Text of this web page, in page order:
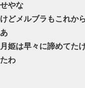
せやな
けどメルブラもこれか
あ
月姫は早々に諦めてた
たわ